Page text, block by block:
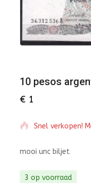
10 pesos
€ 1
Snel verkopen!
mooi unc biljet
3 op voorraad